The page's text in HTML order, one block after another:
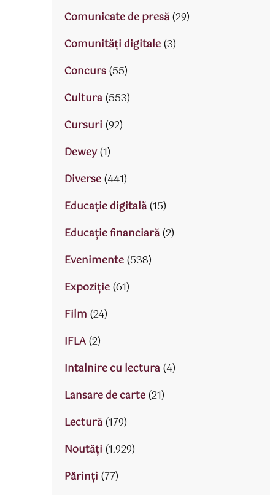
Comunicate de presă(29)
Comunități digitale(3)
Concurs(55)
Cultura(553)
Cursuri (92)
Dewey(1)
Diverse(441)
Educaţie digitală(15)
Educaţie financiară(2)
Evenimente(538)
Expoziție(61)
Film (24)
IFLA(2)
Intalnire cu lectura(4)
Lansare de carte(21)
Lectură(179)
Noutăți (1.929)
Părinţi (77)